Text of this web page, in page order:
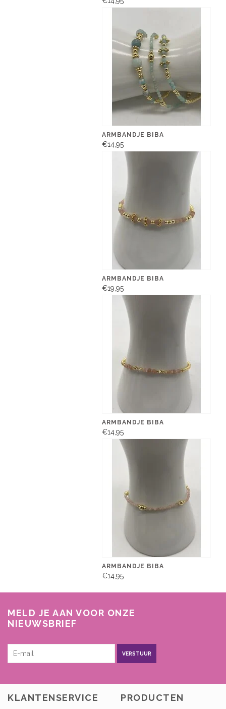
ARMBANDJE BIBA
€14,95
ARMBANDJE BIBA
€19,95
ARMBANDJE BIBA
€14,95
ARMBANDJE BIBA
€14,95
MELD JE AAN VOOR ONZE
NIEUWSBRIEF
VERSTUUR
KLANTENSERVICE PRODUCTEN